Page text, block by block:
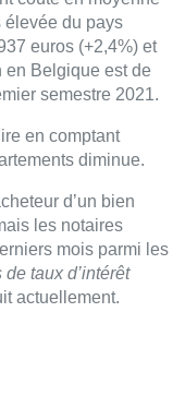
élevée du pays
euros (+2,4%) et
en Belgique est de
semestre 2021.
en comptant
diminue.
d’un bien
les notaires
mois parmi les
taux d’intérêt
actuellement.